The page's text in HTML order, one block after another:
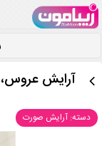
آرایش عروس،
دسته: آرایش صورت